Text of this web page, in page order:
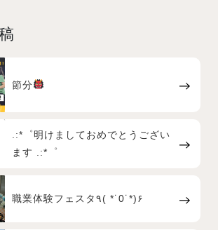
節分
.:*゜明けましておめでとうござい
ます .:*゜
職業体験フェスタ٩( *˙0˙*)۶